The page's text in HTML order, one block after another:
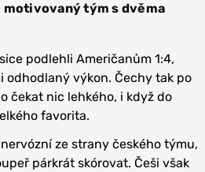
tým s dvěma
podlehli Američanům 1:4,
odhodlaný výkon. Čechy tak po
čekat nic lehkého, i když do
favorita.
ze strany českého týmu,
párkrát skórovat. Češi však